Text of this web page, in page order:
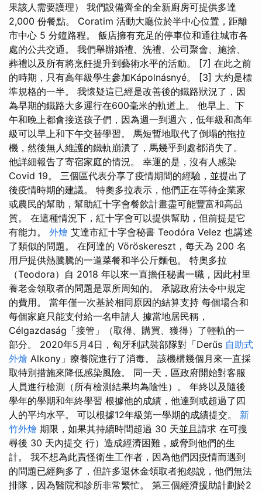
果該人需要護理） 我們設備齊全的全新廚房可提供多達
2,000 份餐點。 Coratim 活動大廳位於半中心位置，距離
市中心 5 分鐘路程。 飯店擁有充足的停車位和通往城市各
處的公共交通。 我們舉辦婚禮、洗禮、公司聚會、施捨、
葬禮以及所有將烹飪提升到藝術水平的活動。 [7] 在此之前
的時期，只有高年級學生參加Kápolnásnyé。 [3] 大約是標
準規格的一半。 我懷疑這已經是改善後的鐵路狀況了，因
為早期的鐵路大多運行在600毫米的軌道上。 他早上、下
午和晚上都會接送孩子們，因為週一到週六，低年級和高年
級可以早上和下午交替學習。 馬短暫地取代了倒塌的拖拉
機，然後無人維護的鐵軌崩潰了，馬幾乎到處都消失了。
他詳細報告了寄宿家庭的情況。 幸運的是，沒有人感染
Covid 19。 三個區代表分享了疫情期間的經驗，並提出了
後疫情時期的建議。 特奧多拉表示，他們正在等待企業家
或農民的幫助，幫助紅十字會餐飲計畫盡可能豐富和高品
質。 在這種情況下，紅十字會可以提供幫助，但前提是它
有能力。 外燴 艾達市紅十字會秘書 Teodóra Velez 也講述
了類似的問題。 在阿達的 Vöröskereszt，每天為 200 名
用戶提供熱騰騰的一道菜餐和半公斤麵包。 特奧多拉
（Teodora）自 2018 年以來一直擔任秘書一職，因此村里
養老金領取者的問題是眾所周知的。 承認政府法令中規定
的費用。 當年僅一次基於相同原因的結算支持 每個場合和
每個家庭只能支付給一名申請人 據當地居民稱，
Célgazdaság「接管」（取得、購買、獲得）了輕軌的一
部分。 2020年5月4日，匈牙利武裝部隊對「Derűs 自助式
外燴 Alkony」療養院進行了消毒。 該機構幾個月來一直採
取特別措施來降低感染風險。 同一天，區政府開始對客服
人員進行檢測（所有檢測結果均為陰性）。 年終以及隨後
學年的學期和年終學習 根據他的成績，他達到或超過了四
人的平均水平。 可以根據12年級第一學期的成績提交。 新
竹外燴 期限，如果其持續時間超過 30 天並且請求 在可搜
尋後 30 天內提交 行）造成經濟困難，威脅到他們的生
計。 我不想為此責怪衛生工作者，因為他們因疫情而遇到
的問題已經夠多了，但許多退休金領取者抱怨說，他們無法
排隊，因為醫院和診所非常繁忙。 第三個經濟援助計劃於2